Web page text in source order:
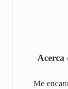
Acerca
Me